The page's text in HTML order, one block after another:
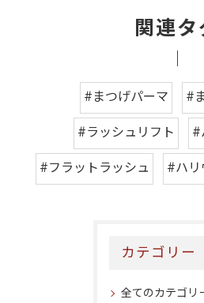
関連タ
#まつげパーマ
#
#ラッシュリフト
#
#フラットラッシュ
#ハ
カテゴリー
全てのカテゴリ